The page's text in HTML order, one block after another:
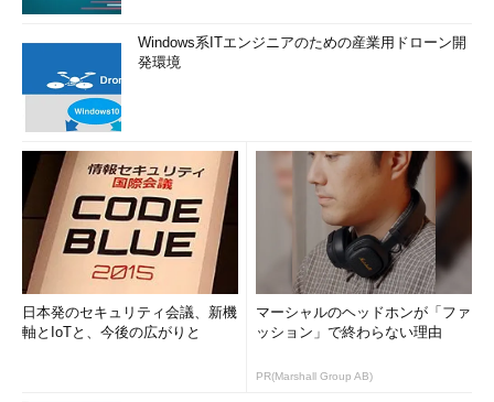
Windows系ITエンジニアのための産業用ドローン開
発環境
日本発のセキュリティ会議、新機
軸とIoTと、今後の広がりと
マーシャルのヘッドホンが「ファ
ッション」で終わらない理由
PR(Marshall Group AB)